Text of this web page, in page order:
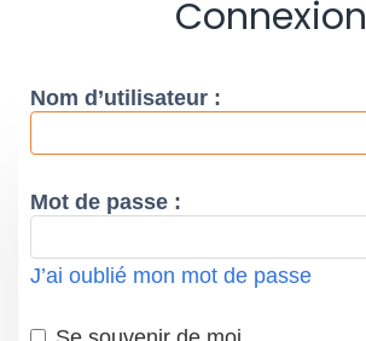
Connexion
Nom d’utilisateur :
Mot de passe :
J’ai oublié mon mot de passe